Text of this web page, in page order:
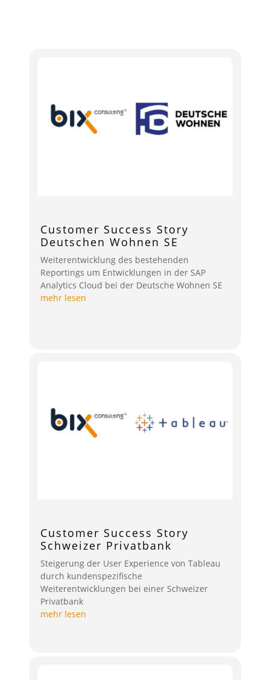
Customer Success Story
Deutschen Wohnen SE
Weiterentwicklung des bestehenden
Reportings um Entwicklungen in der SAP
Analytics Cloud bei der Deutsche Wohnen SE
mehr lesen
Customer Success Story
Schweizer Privatbank
Steigerung der User Experience von Tableau
durch kundenspezifische
Weiterentwicklungen bei einer Schweizer
Privatbank
mehr lesen